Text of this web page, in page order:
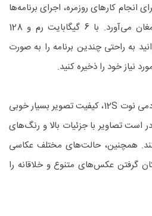
انجام کارهای روزمره، اجرای برنامه‌ها
و حتی بازی‌های سبک به ارمغان می‌آورد. با 6 گیگابایت رم و 128
به راحتی چندین برنامه را به صورت
نیاز خود را ذخیره کنید.
دوربین اصلی 50 مگاپیکسلی ردمی نوت 12S، کیفیت تصویر بسیار خوبی
است تصاویر با جزئیات بالا و رنگ‌های
همچنین، حالت‌های مختلف عکاسی
گرفتن عکس‌های متنوع و خلاقانه را